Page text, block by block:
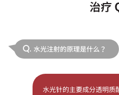
治疗
Q. 水光注射的原理是什么？
水光针的主要成分透明质